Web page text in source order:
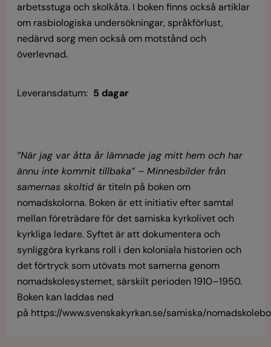
arbetsstuga och skolkåta. I boken finns också artiklar
om rasbiologiska undersökningar, språkförlust,
nedärvd sorg men också om motstånd och
överlevnad.
Leveransdatum: 5 dagar
”När jag var åtta år lämnade jag mitt hem och har
ännu inte kommit tillbaka” – Minnesbilder från
samernas skoltid är titeln på boken om
nomadskolorna. Boken är ett initiativ efter samtal
mellan företrädare för det samiska kyrkolivet och
kyrkliga ledare. Syftet är att dokumentera och
synliggöra kyrkans roll i den koloniala historien och
det förtryck som utövats mot samerna genom
nomadskolesystemet, särskilt perioden 1910–1950.
Boken kan laddas ned
på https://www.svenskakyrkan.se/samiska/